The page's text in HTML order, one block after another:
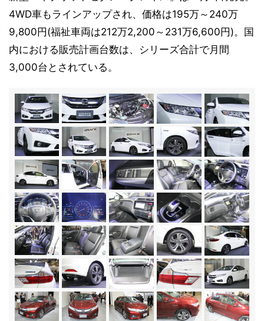
4WD車もラインアップされ、価格は195万～240万
9,800円(福祉車両は212万2,200～231万6,600円)。国
内における販売計画台数は、シリーズ合計で月間
3,000台とされている。